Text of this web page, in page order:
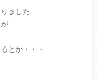
ました
とか・・・